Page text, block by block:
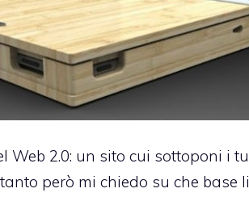
Web 2.0: un sito cui sottoponi i
però mi chiedo su che base